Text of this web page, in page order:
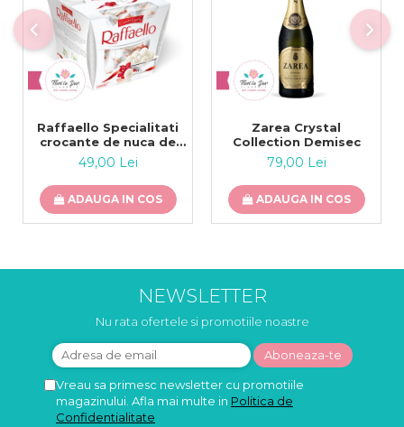
Raffaello Specialitati
crocante de nuca de
cocos 230g
49,00 Lei
ADAUGA IN COS
Zarea Crystal
Collection Demisec
79,00 Lei
ADAUGA IN COS
NEWSLETTER
Nu rata ofertele si promotiile noastre
Vreau sa primesc newsletter cu promotiile
magazinului. Afla mai multe in Politica de
Confidentialitate